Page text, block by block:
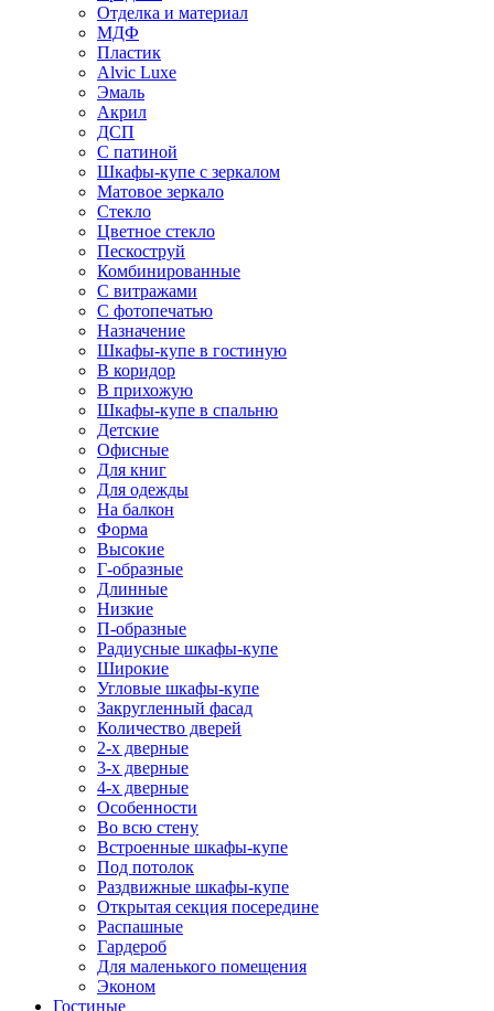
Отделка и материал
МДФ
Пластик
Alvic Luxe
Эмаль
Акрил
ДСП
С патиной
Шкафы-купе с зеркалом
Матовое зеркало
Стекло
Цветное стекло
Пескоструй
Комбинированные
С витражами
С фотопечатью
Назначение
Шкафы-купе в гостиную
В коридор
В прихожую
Шкафы-купе в спальню
Детские
Офисные
Для книг
Для одежды
На балкон
Форма
Высокие
Г-образные
Длинные
Низкие
П-образные
Радиусные шкафы-купе
Широкие
Угловые шкафы-купе
Закругленный фасад
Количество дверей
2-х дверные
3-х дверные
4-х дверные
Особенности
Во всю стену
Встроенные шкафы-купе
Под потолок
Раздвижные шкафы-купе
Открытая секция посередине
Распашные
Гардероб
Для маленького помещения
Эконом
Гостиные